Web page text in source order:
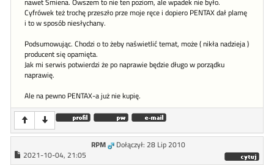
nawet Smiena. Owszem to nie ten poziom, ale wpadek nie było.
Cyfrówek też trochę przeszło prze moje ręce i dopiero PENTAX dał plamę
i to w sposób niesłychany.
Podsumowując. Chodzi o to żeby naświetlić temat, może ( nikła nadzieja )
producent się opamięta.
Jak mi serwis potwierdzi że po naprawie będzie długo w porządku
naprawię.
Ale na pewno PENTAX-a już nie kupię.
RPM
Dołączył: 28 Lip 2010
2021-10-04, 21:05